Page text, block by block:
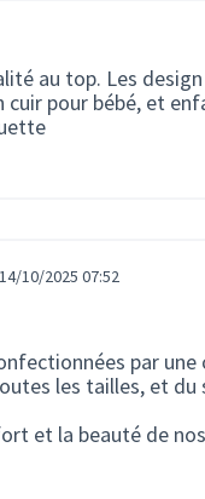
au top. Les
cuir pour bébé, et
14/10/2025 07:52
par
les tailles, et
et la beauté de